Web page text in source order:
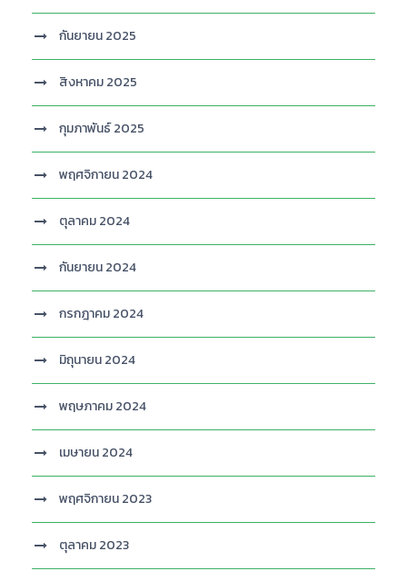
กันยายน 2025
สิงหาคม 2025
กุมภาพันธ์ 2025
พฤศจิกายน 2024
ตุลาคม 2024
กันยายน 2024
กรกฎาคม 2024
มิถุนายน 2024
พฤษภาคม 2024
เมษายน 2024
พฤศจิกายน 2023
ตุลาคม 2023